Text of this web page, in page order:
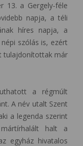
13. a Gergely-féle
napja, a téli
híres napja, a
szólás is, ezért
tulajdonítottak már
a régmúlt
A név utalt Szent
a legenda szerint
halt a
egyház hivatalos